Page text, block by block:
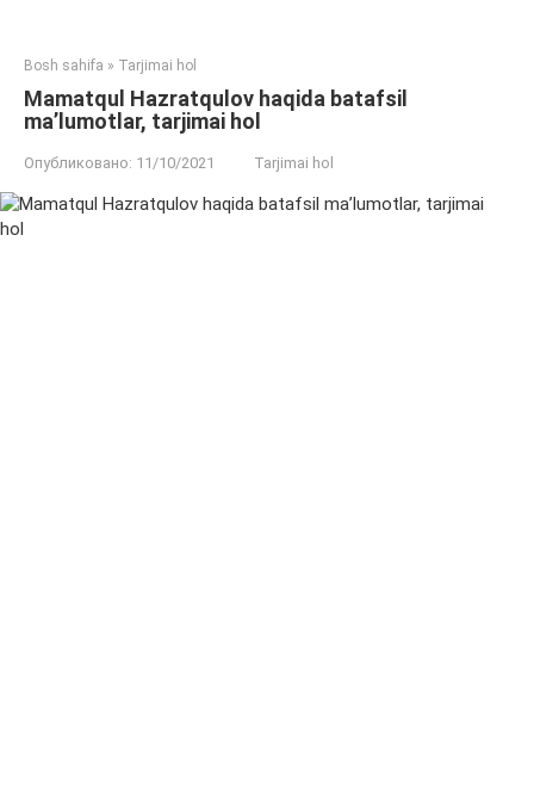
Bosh sahifa » Tarjimai hol
Mamatqul Hazratqulov haqida batafsil
ma’lumotlar, tarjimai hol
Опубликовано: 11/10/2021 Tarjimai hol